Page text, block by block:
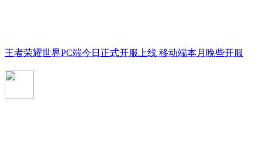
王者荣耀世界PC端今日正式开服上线 移动端本月晚些开服